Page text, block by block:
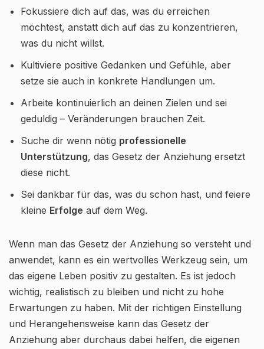
Fokussiere dich auf das, was du erreichen
möchtest, anstatt dich auf das zu konzentrieren,
was du nicht willst.
Kultiviere positive Gedanken und Gefühle, aber
setze sie auch in konkrete Handlungen um.
Arbeite kontinuierlich an deinen Zielen und sei
geduldig – Veränderungen brauchen Zeit.
Suche dir wenn nötig professionelle
Unterstützung, das Gesetz der Anziehung ersetzt
diese nicht.
Sei dankbar für das, was du schon hast, und feiere
kleine Erfolge auf dem Weg.
Wenn man das Gesetz der Anziehung so versteht und
anwendet, kann es ein wertvolles Werkzeug sein, um
das eigene Leben positiv zu gestalten. Es ist jedoch
wichtig, realistisch zu bleiben und nicht zu hohe
Erwartungen zu haben. Mit der richtigen Einstellung
und Herangehensweise kann das Gesetz der
Anziehung aber durchaus dabei helfen, die eigenen